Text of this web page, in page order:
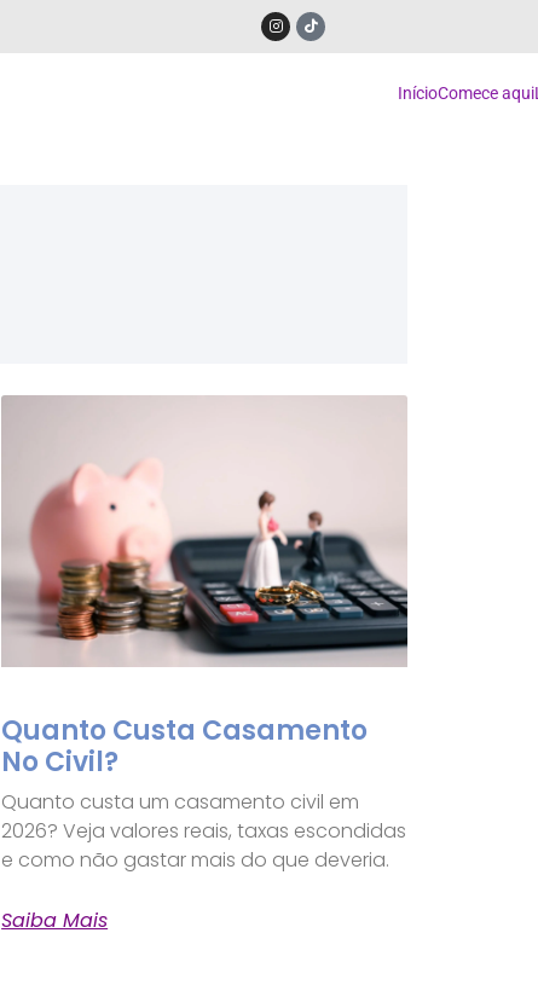
InícioComece aqui
Quanto Custa Casamento
No Civil?
Quanto custa um casamento civil em
2026? Veja valores reais, taxas escondidas
e como não gastar mais do que deveria.
Saiba Mais